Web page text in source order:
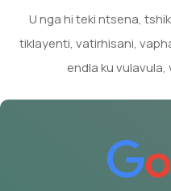
U nga hi teki ntsena,
tiklayenti, vatirhisani,
endla ku vulavula,